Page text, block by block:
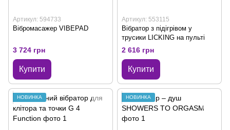
Артикул: 594733
Вібромасажер VIBEPAD
3 724 грн
Купити
Артикул: 553115
Вібратор з підігрівом у
трусики LICKING на пульті
2 616 грн
Купити
НОВИНКА НОВИНКА